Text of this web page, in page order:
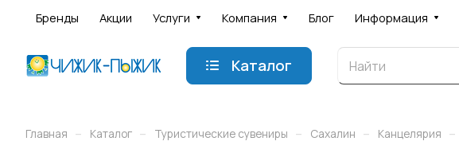
Бренды Акции Услуги Компания Блог Информация
Каталог
Главная – Каталог – Туристические сувениры – Сахалин – Канцелярия –